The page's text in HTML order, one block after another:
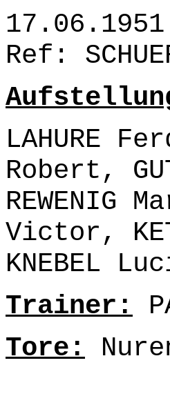
Ref:
LAHURE
Robert,
REWENIG
Victor,
KNEBEL
Trainer:
Tore: